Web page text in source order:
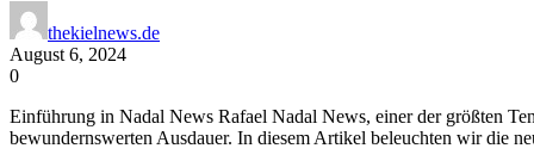
thekielnews.de
August 6, 2024
0
Einführung in Nadal News Rafael Nadal News, einer der größten
bewundernswerten Ausdauer. In diesem Artikel beleuchten wir die